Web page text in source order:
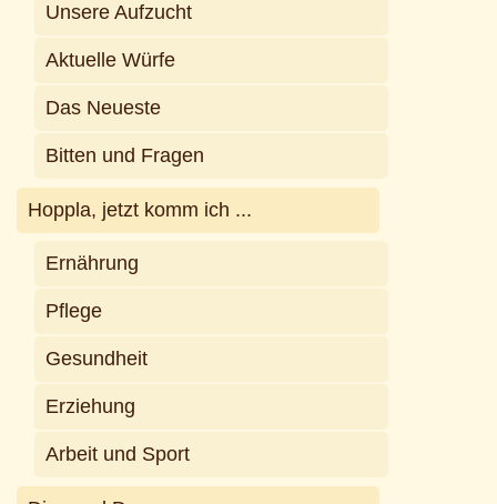
Unsere Aufzucht
Aktuelle Würfe
Das Neueste
Bitten und Fragen
Hoppla, jetzt komm ich ...
Ernährung
Pflege
Gesundheit
Erziehung
Arbeit und Sport